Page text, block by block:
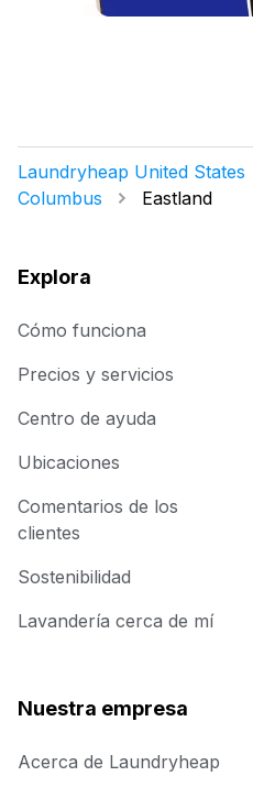
Laundryheap United States
Columbus
Eastland
Explora
Cómo funciona
Precios y servicios
Centro de ayuda
Ubicaciones
Comentarios de los
clientes
Sostenibilidad
Lavandería cerca de mí
Nuestra empresa
Acerca de Laundryheap